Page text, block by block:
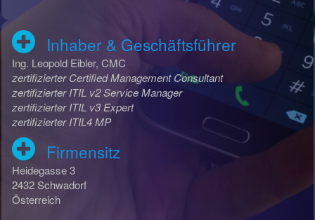
Inhaber & Geschäftsführer
Ing. Leopold Eibler, CMC
zertifizierter Certified Management Consultant
zertifizierter ITIL v2 Service Manager
zertifizierter ITIL v3 Expert
zertifizierter ITIL4 MP
Firmensitz
Heidegasse 3
2432 Schwadorf
Österreich